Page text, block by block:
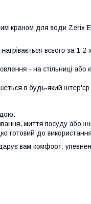
краном для води Zerix
всього за 1-
- на стільниці або
в будь-який
миття посуду або
готовий до
вам комфорт,